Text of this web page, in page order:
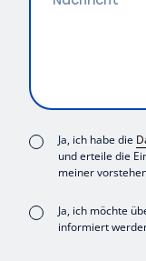
Consent
(erforderlich)
Ja, ich habe die
und erteile die
meiner
ConsentJa, ich möchte
informiert